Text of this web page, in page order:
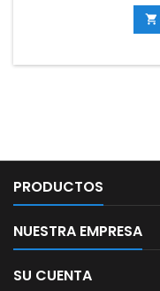

PRODUCTOS
NUESTRA EMPRESA
SU CUENTA